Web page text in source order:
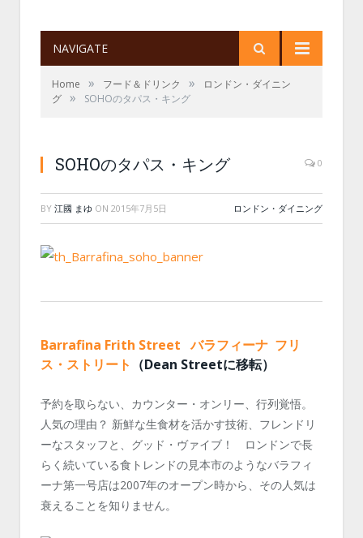
NAVIGATE
Home » フード＆ドリンク »
ロンドン・ダイニン
グ » SOHOのタパス・キング
SOHOのタパス・キング 0
BY 江國 まゆ ON 2015年7月5日 ロンドン・ダイニング
Barrafina Frith Street バラフィーナ フリ
ス・ストリート （Dean Streetに移転）
予約を取らない、カウンター・オンリー、行列覚悟。
人気の理由？ 新鮮な生食材を活かす技術、フレンドリ
ーなスタッフと、グッド・ヴァイブ！ ロンドンで長
らく続いている食トレンドの見本市のようなバラフィ
ーナ第一号店は2007年のオープン時から、その人気は
衰えることを知りません。